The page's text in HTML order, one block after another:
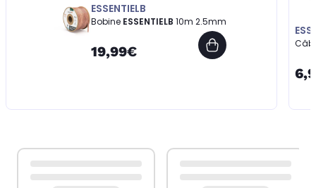
ESSENTIELB
Bobine ESSENTIELB 10m 2.5mm
19,99€